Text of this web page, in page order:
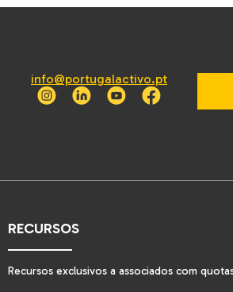
info@portugalactivo.pt
RECURSOS
Recursos exclusivos a associados com